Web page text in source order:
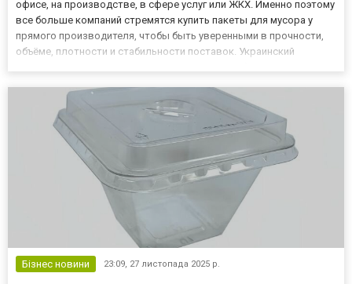
офисе, на производстве, в сфере услуг или ЖКХ. Именно поэтому
все больше компаний стремятся купить пакеты для мусора у
прямого производителя, чтобы быть уверенными в прочности,
объёме, плотности и стабильности поставок. Украинский
пакеты для...
Бізнес новини 23:09, 27 листопада 2025 р.